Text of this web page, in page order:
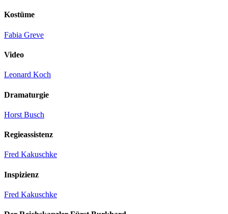
Kostüme
Fabia Greve
Video
Leonard Koch
Dramaturgie
Horst Busch
Regieassistenz
Fred Kakuschke
Inspizienz
Fred Kakuschke